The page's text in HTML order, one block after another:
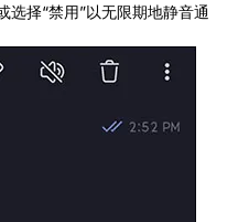
选择“禁用”以无限期地静音通